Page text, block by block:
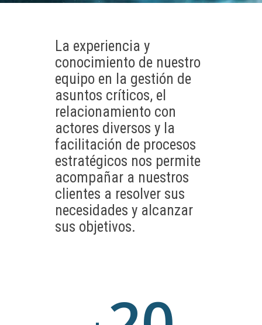
La experiencia y
conocimiento de nuestro
equipo en la gestión de
asuntos críticos, el
relacionamiento con
actores diversos y la
facilitación de procesos
estratégicos nos permite
acompañar a nuestros
clientes a resolver sus
necesidades y alcanzar
sus objetivos.